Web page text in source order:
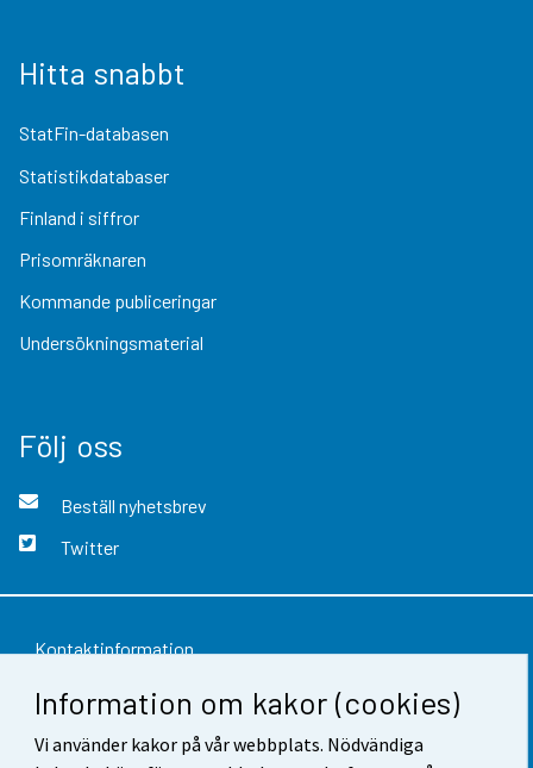
Information om kakor (cookies)
Vi använder kakor på vår webbplats. Nödvändiga
Hitta snabbt
StatFin-databasen
Statistikdatabaser
Finland i siffror
Prisomräknaren
Kommande publiceringar
Undersökningsmaterial
Följ oss
Beställ nyhetsbrev
Twitter
Kontaktinformation
Respons
Användarvillkor